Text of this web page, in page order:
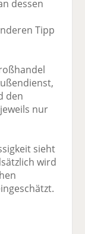
dessen
Tipp
den
nur
sieht
wird